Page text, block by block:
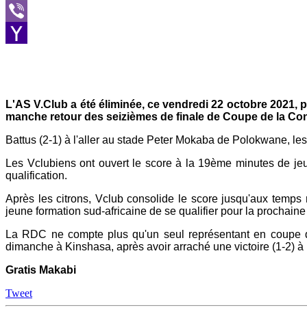
Message
Viber
L'AS V.Club a été éliminée, ce vendredi 22 octobre
manche retour des seizièmes de finale de Coupe de la
Battus (2-1) à l'aller au stade Peter Mokaba de Polokwane,
Les Vclubiens ont ouvert le score à la 19ème minutes de
qualification.
Après les citrons, Vclub consolide le score jusqu'aux
jeune formation sud-africaine de se qualifier pour la
La RDC ne compte plus qu'un seul représentant en
dimanche à Kinshasa, après avoir arraché une victoire (1-2) à
Gratis Makabi
Tweet